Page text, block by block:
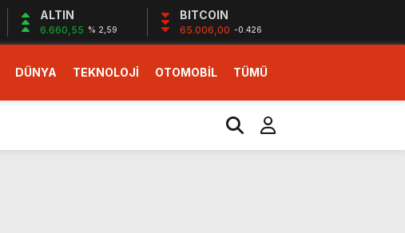
ALTIN
6.660,55 % 2,59
BITCOIN
65.006,00 -0.426
DÜNYA TEKNOLOJİ OTOMOBİL TÜMÜ